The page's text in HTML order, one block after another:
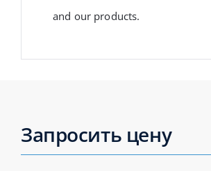
and our products.
Запросить цену